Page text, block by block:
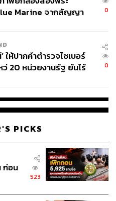
ะตัวเองบนหน้าผาไปแค่ไม่กี่
พร่ำเพ้อถึงครอบครัวหรือคน
พบว่ามีแต่ตัวหนังสือยึกยือที่
ไปหมด เพราะในเวลานั้น
นรออยู่เบื้องล่าง
มุดบันทึก แต่เขาก็ไม่ใช่มนุษย์
เล็กซ์คือมนุษย์ที่ ‘ซื่อสัตย์’ กับ
นหนึ่งด้วยซ้ำไป
Marine จากสัญญา
บระบุแบรนด์
0
ให้ปากคำตำรวจไซเบอร์
ว่ 20 หน่วยงานรัฐ ยันไร้
0
PICKS
ก่อน
523